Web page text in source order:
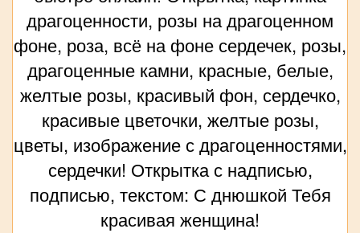
драгоценности, розы на драгоценном
фоне, роза, всё на фоне сердечек, розы,
драгоценные камни, красные, белые,
желтые розы, красивый фон, сердечко,
красивые цветочки, желтые розы,
цветы, изображение с драгоценностями,
сердечки! Открытка с надписью,
подписью, текстом: С днюшкой Тебя
красивая женщина!